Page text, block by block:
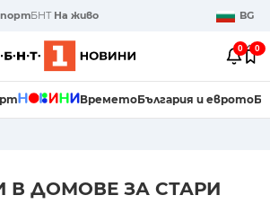
БНТ На живо BG
0 0
ВреметоБългария и еврото
В ДОМОВЕ ЗА СТАРИ